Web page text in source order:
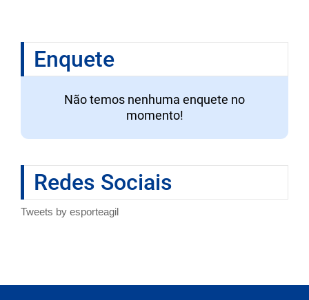
Enquete
Não temos nenhuma enquete no
momento!
Redes Sociais
Tweets by esporteagil